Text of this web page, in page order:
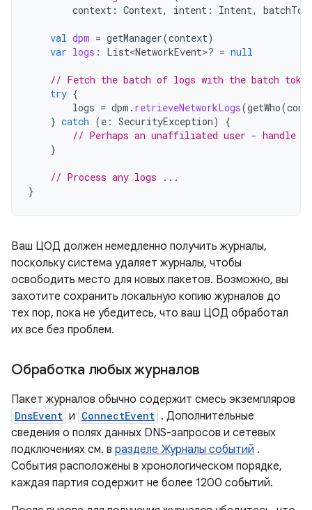
context : Context, intent : Intent,
val dpm = getManager(context)
var logs : List<NetworkEvent>? = null
// Fetch the batch of logs with the batch
try {
logs = dpm . retrieveNetworkLogs(getWho(
} catch (e : SecurityException)
{
// Perhaps an unaffiliated user - handle
}
// Process any logs ...
}
Ваш ЦОД должен немедленно получить журналы,
поскольку система удаляет журналы, чтобы
освободить место для новых пакетов. Возможно, вы
захотите сохранить локальную копию журналов до
тех пор, пока не убедитесь, что ваш ЦОД обработал
их все без проблем.
Обработка любых журналов
Пакет журналов обычно содержит смесь экземпляров
DnsEvent и ConnectEvent . Дополнительные
сведения о полях данных DNS-запросов и сетевых
подключениях см. в разделе Журналы событий .
События расположены в хронологическом порядке,
каждая партия содержит не более 1200 событий.